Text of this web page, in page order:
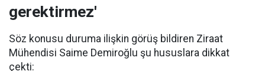
gerektirmez'
Söz konusu duruma ilişkin görüş bildiren Ziraat
Mühendisi Saime Demiroğlu şu hususlara dikkat
çekti: